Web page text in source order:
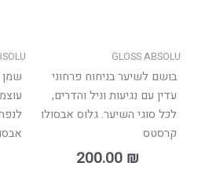
GLOSS ABSOLU
בושם לשיער בניחוח פרחוני
עדין עם נגיעות וניל והדרים,
לכל סוגי השיער. גלוס אבסולו
קרסטס
200.00 ₪